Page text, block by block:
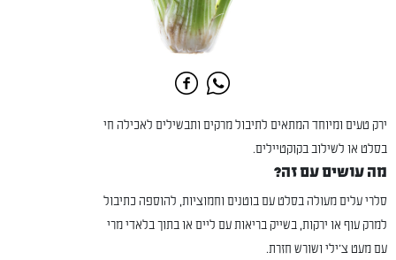
ירק טעים ומיוחד המתאים לתיבול מרקים ותבשילים לאכילה חי
בסלט או לשילוב בקוקטיילים.
מה עושים עם זה?
סלרי עלים מעולה בסלט עם בוטנים וחמוציות, להוספה כתיבול
למרק עוף או ירקות, בשייק בריאות עם ליים או בתוך בלאדי מרי
עם מעט צ'ילי ושורש חזרת.